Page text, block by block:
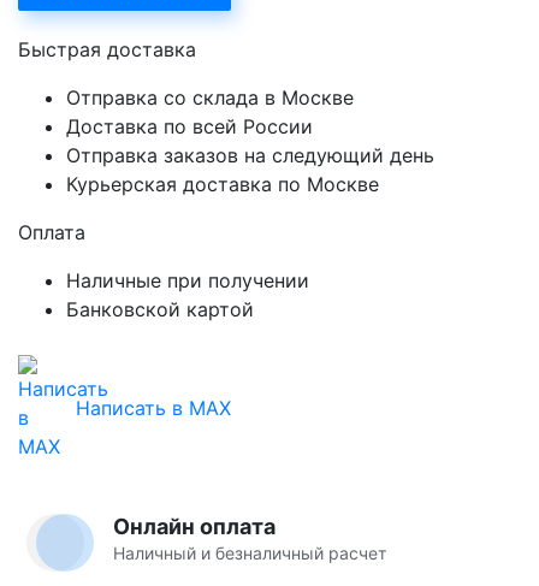
Быстрая доставка
Отправка со склада в Москве
Доставка по всей России
Отправка заказов на следующий день
Курьерская доставка по Москве
Оплата
Наличные при получении
Банковской картой
Написать в MAX
Онлайн оплата
Наличный и безналичный расчет